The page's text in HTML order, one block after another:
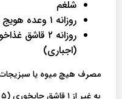
شلغم
روزانه ۱ وعده هویج یا چغندر
(اجباری)
مصرف هیچ میوه یا